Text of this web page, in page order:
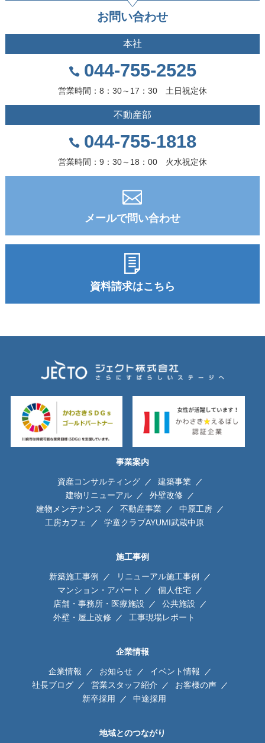
お問い合わせ
本社
044-755-2525
営業時間：8：30～17：30 土日祝定休
不動産部
044-755-1818
営業時間：9：30～18：00 火水祝定休
メールで問い合わせ
資料請求はこちら
事業案内
資産コンサルティング
建築事業
建物リニューアル
外壁改修
建物メンテナンス
不動産事業
中原工房
工房カフェ
学童クラブAYUMI武蔵中原
施工事例
新築施工事例
リニューアル施工事例
マンション・アパート
個人住宅
店舗・事務所・医療施設
公共施設
外壁・屋上改修
工事現場レポート
企業情報
企業情報 お知らせ
イベント情報
社長ブログ
営業スタッフ紹介
お客様の声
新卒採用
中途採用
地域とのつながり